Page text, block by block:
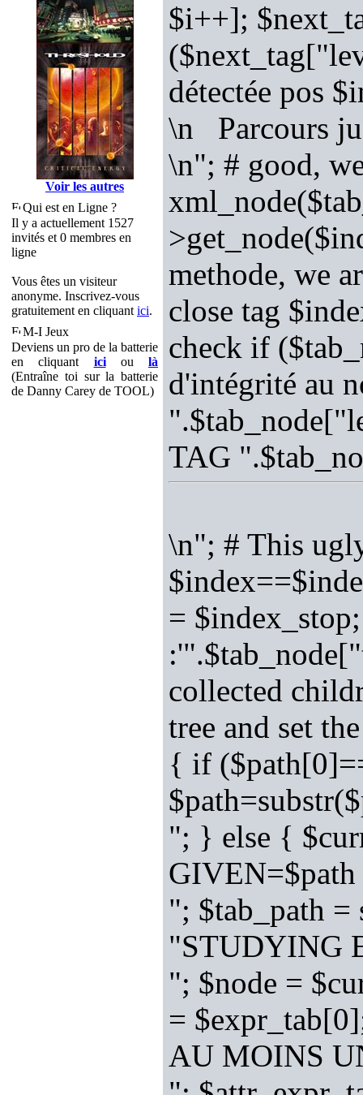
Voir les autres
Qui est en Ligne ?
Il y a actuellement 1527
invités et 0 membres en
ligne
Vous êtes un visiteur
anonyme. Inscrivez-vous
gratuitement en cliquant ici.
M-I Jeux
Deviens un pro de la batterie
en cliquant iciou là
(Entraîne toi sur la batterie
de Danny Carey de TOOL)
$i++];
détectée pos
\n Parcours
\n"; # good,
methode, we
close tag
check if
d'intégrité au
TAG
\n"; # This
=
collected
tree and set
{ if
"; } else {
GIVEN=$path
"; $tab_path =
"STUDYING
"; $node =
=
AU MOINS